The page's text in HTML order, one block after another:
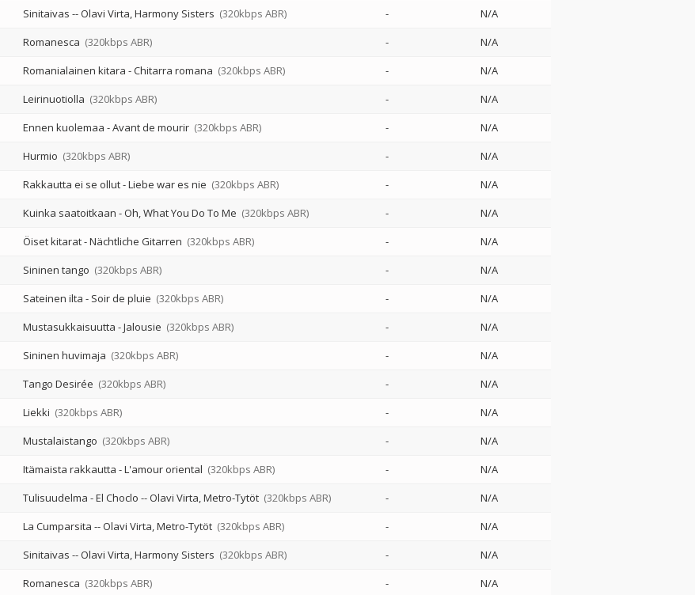
Sinitaivas --Olavi Virta Harmony Sisters (320kbps ABR) -
N/A
Romanesca (320kbps ABR) -
N/A
Romanialainen kitara - Chitarra romana (320kbps ABR) -
N/A
Leirinuotiolla (320kbps ABR) -
N/A
Ennen kuolemaa - Avant de mourir (320kbps ABR) -
N/A
Hurmio (320kbps ABR) -
N/A
Rakkautta ei se ollut - Liebe war es nie (320kbps ABR) -
N/A
Kuinka saatoitkaan - Oh, What You Do To Me (320kbps ABR) -
N/A
Öiset kitarat - Nächtliche Gitarren (320kbps ABR) -
N/A
Sininen tango (320kbps ABR) -
N/A
Sateinen ilta - Soir de pluie (320kbps ABR) -
N/A
Mustasukkaisuutta - Jalousie (320kbps ABR) -
N/A
Sininen huvimaja (320kbps ABR) -
N/A
Tango Desirée (320kbps ABR) -
N/A
Liekki (320kbps ABR) -
N/A
Mustalaistango (320kbps ABR) -
N/A
Itämaista rakkautta - L'amour oriental (320kbps ABR) -
N/A
Tulisuudelma - El Choclo --Olavi Virta Metro-Tytöt (320kbps ABR) -
N/A
La Cumparsita --Olavi Virta Metro-Tytöt (320kbps ABR) -
N/A
Sinitaivas --Olavi Virta Harmony Sisters (320kbps ABR) -
N/A
Romanesca (320kbps ABR) -
N/A